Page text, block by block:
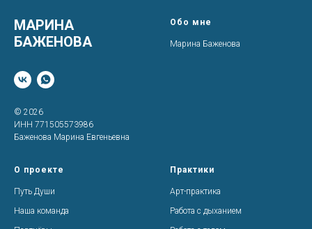
МАРИНА
БАЖЕНОВА
© 2026
ИНН 771505573986
Баженова Марина Евгеньевна
Обо мне
Марина Баженова
О проекте
Путь Души
Наша команда
Практики
Арт-практика
Работа с дыханием